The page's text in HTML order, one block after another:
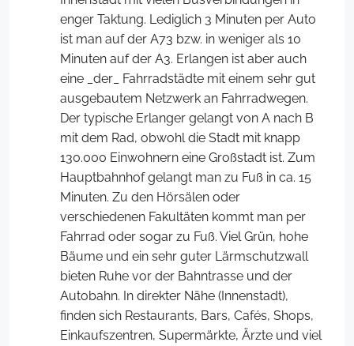
enger Taktung. Lediglich 3 Minuten per Auto
ist man auf der A73 bzw. in weniger als 10
Minuten auf der A3. Erlangen ist aber auch
eine _der_ Fahrradstädte mit einem sehr gut
ausgebautem Netzwerk an Fahrradwegen.
Der typische Erlanger gelangt von A nach B
mit dem Rad, obwohl die Stadt mit knapp
130.000 Einwohnern eine Großstadt ist. Zum
Hauptbahnhof gelangt man zu Fuß in ca. 15
Minuten. Zu den Hörsälen oder
verschiedenen Fakultäten kommt man per
Fahrrad oder sogar zu Fuß. Viel Grün, hohe
Bäume und ein sehr guter Lärmschutzwall
bieten Ruhe vor der Bahntrasse und der
Autobahn. In direkter Nähe (Innenstadt),
finden sich Restaurants, Bars, Cafés, Shops,
Einkaufszentren, Supermärkte, Ärzte und viel